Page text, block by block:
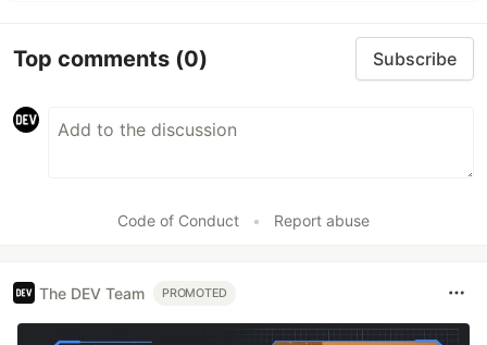
Top comments (0) Subscribe
Code of Conduct • Report abuse
The DEV Team PROMOTED